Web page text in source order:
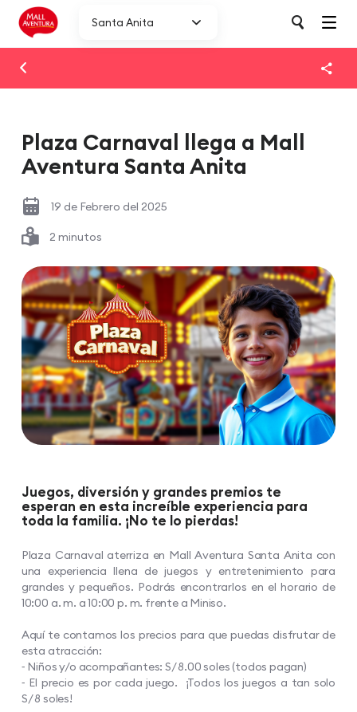
Santa Anita
Plaza Carnaval llega a Mall
Aventura Santa Anita
19 de Febrero del 2025
2 minutos
Juegos, diversión y grandes premios te
esperan en esta increíble experiencia para
toda la familia. ¡No te lo pierdas!
Plaza Carnaval aterriza en Mall Aventura Santa Anita con
una experiencia llena de juegos y entretenimiento para
grandes y pequeños. Podrás encontrarlos en el horario de
10:00 a. m. a 10:00 p. m. frente a Miniso.
Aquí te contamos los precios para que puedas disfrutar de
esta atracción:
⁃ Niños y/o acompañantes: S/ 8.00 soles (todos pagan)
⁃ El precio es por cada juego. ¡Todos los juegos a tan solo
S/ 8 soles!